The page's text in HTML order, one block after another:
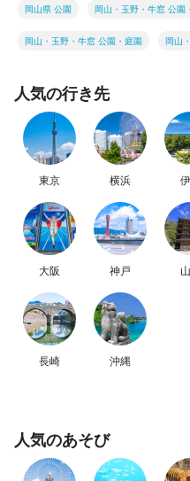
岡山県 公園 岡山・玉野・牛窓 公園
岡山・玉野・牛窓 公園・庭園 岡山
人気の行き先
東京 横浜
大阪 神戸
長崎 沖縄
人気のあそび